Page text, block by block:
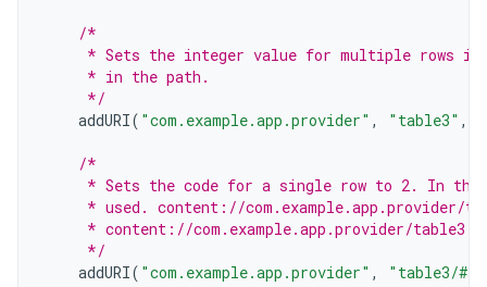
/*
* Sets the integer value for multiple rows
     * in the path.
     */
addURI( "com.example.app.provider" , "table3" ,
/*
* Sets the code for a single row to 2. In
* used. content://com.example.app.provider/
* content://com.example.app.provider/table3
     */
addURI( "com.example.app.provider" , "table3/#"